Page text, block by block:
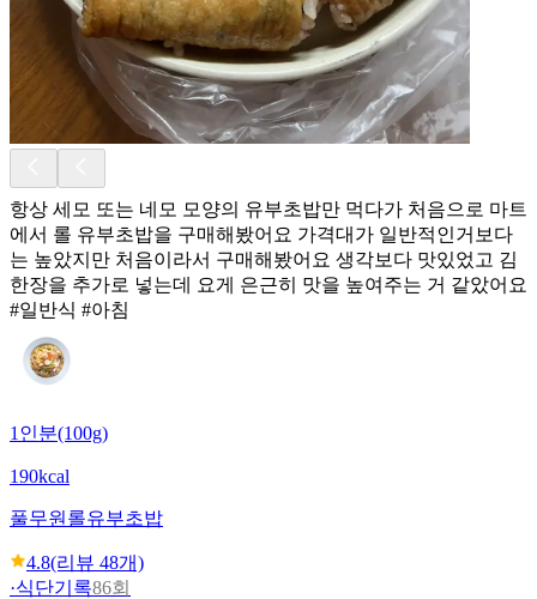
항상 세모 또는 네모 모양의 유부초밥만 먹다가 처음으로 마트
에서 롤 유부초밥을 구매해봤어요 가격대가 일반적인거보다
는 높았지만 처음이라서 구매해봤어요 생각보다 맛있었고 김
한장을 추가로 넣는데 요게 은근히 맛을 높여주는 거 같았어요
#일반식 #아침
1인분(100g)
190kcal
풀무원 롤유부초밥
4.8(리뷰 48개)
·식단기록86회